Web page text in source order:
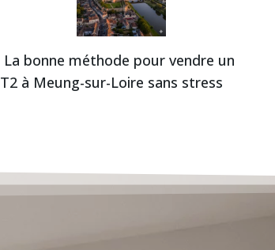
La bonne méthode pour vendre un
T2 à Meung-sur-Loire sans stress